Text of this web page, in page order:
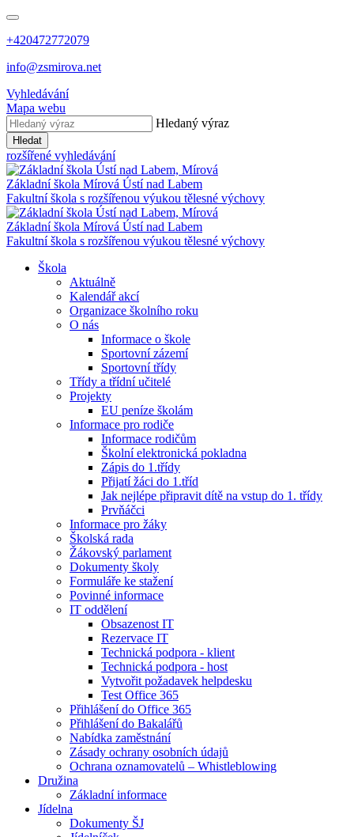
+420472772079
info@zsmirova.net
Vyhledávání
Mapa webu
Hledaný výraz
Hledat
rozšířené vyhledávání
Základní škola Mírová Ústí nad Labem
Fakultní škola s rozšířenou výukou tělesné výchovy
Základní škola Mírová Ústí nad Labem
Fakultní škola s rozšířenou výukou tělesné výchovy
Škola
Aktuálně
Kalendář akcí
Organizace školního roku
O nás
Informace o škole
Sportovní zázemí
Sportovní třídy
Třídy a třídní učitelé
Projekty
EU peníze školám
Informace pro rodiče
Informace rodičům
Školní elektronická pokladna
Zápis do 1.třídy
Přijatí žáci do 1.tříd
Jak nejlépe připravit dítě na vstup do 1. třídy
Prvňáčci
Informace pro žáky
Školská rada
Žákovský parlament
Dokumenty školy
Formuláře ke stažení
Povinné informace
IT oddělení
Obsazenost IT
Rezervace IT
Technická podpora - klient
Technická podpora - host
Vytvořit požadavek helpdesku
Test Office 365
Přihlášení do Office 365
Přihlášení do Bakalářů
Nabídka zaměstnání
Zásady ochrany osobních údajů
Ochrana oznamovatelů – Whistleblowing
Družina
Základní informace
Jídelna
Dokumenty ŠJ